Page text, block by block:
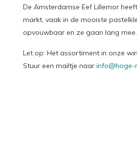
De Amsterdamse Eef Lillemor
markt, vaak in de mooiste
opvouwbaar en ze gaan lang
Let op: Het assortiment in onze
Stuur een mailtje naar info@hoge-